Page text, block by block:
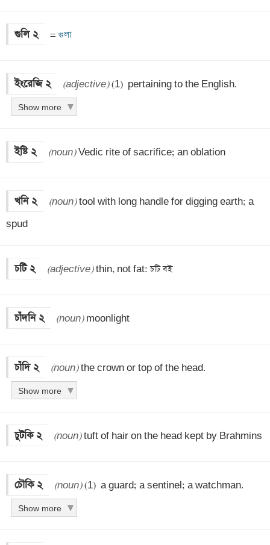
গুলি ২ = গুলা
ইংরেজি ২ (adjective) (1)  pertaining to the English.
Show more
ইষ্টি ২ (noun) Vedic rite of sacrifice; an oblation
খনি ২ (noun) tool with long handle for digging earth; a
spud
চটি ২ (adjective) thin, not fat: চটি বই
চাঁদনি ২ (noun) moonlight
চাঁদি ২ (noun) the crown or top of the head.
Show more
চুটকি ২ (noun) tuft of hair on the head kept by Brahmins
চৌকি ২ (noun) (1)  a guard; a sentinel; a watchman.
Show more